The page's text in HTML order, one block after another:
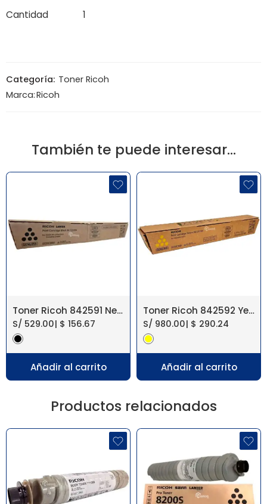
Cantidad 1
Categoría: Toner Ricoh
Marca:Ricoh
También te puede interesar…
Toner Ricoh 842591 Negro IM C2010, IM C2510
S/ 529.00| $ 156.67
Añadir al carrito
Toner Ricoh 842592 Yellow IM C2010, IM C2510
S/ 980.00| $ 290.24
Añadir al carrito
Productos relacionados